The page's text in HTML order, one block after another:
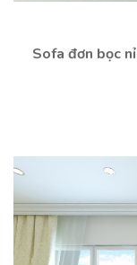
Sofa đơn bọc